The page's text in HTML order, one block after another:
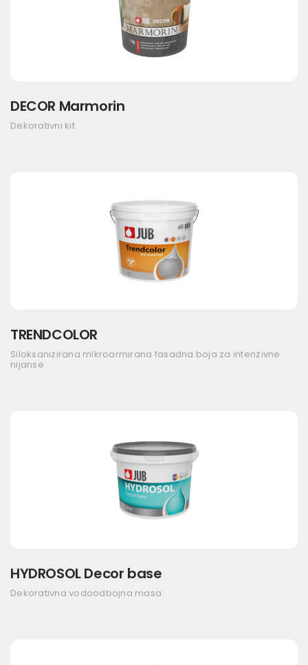
DECOR Marmorin
Dekorativni kit
TRENDCOLOR
Siloksanizirana mikroarmirana fasadna boja za intenzivne
nijanse
HYDROSOL Decor base
Dekorativna vodoodbojna masa